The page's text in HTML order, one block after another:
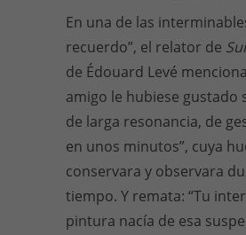
En una de las
recuerdo”, el relator de
de Édouard Levé
amigo le hubiese gustado
de larga resonancia, de
en unos minutos”, cuya
conservara y observara
tiempo. Y remata: “Tu
pintura nacía de esa